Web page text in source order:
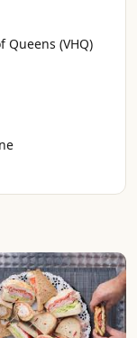
Queens (VHQ)